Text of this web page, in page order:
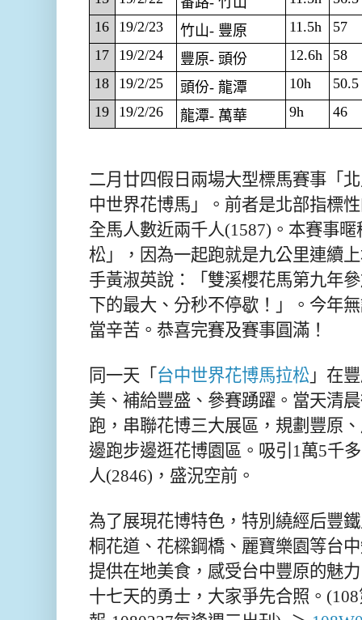
16
19/2/23 竹山- 豐原 11.5h
57
17
19/2/24 豐原- 頭份 12.6h
58
18
19/2/25 頭份- 龍潭 10h
50.5
19
19/2/26 龍潭- 萬華 9h 46
二月廿四假日兩場大型標馬賽事「
中世界花博馬」。前者是北部指標
全馬人數近兩千人(1587)。本賽事
松」，因為一起跑就是九公里連續
手黃淑英說：「雙溪櫻花馬第九年
下的最大、分秒不停歇！」。今年
當辛苦。恭喜完賽及賽事圓滿！
同一天「 台中世界花博馬拉松 」在
美、補給豐盛、參賽踴躍。當天清
跑，串聯花博三大展區，規劃豐原
邊跑步邊逛花博園區。吸引1萬5千
人(2846)，盛況空前。
為了展現花博特色，特別繞經后豐
桐花道、花樑鋼橋、麗寶樂園等台
提供在地美食，感受台中豐原的魅
十七天的勇士，大家爭先合照。